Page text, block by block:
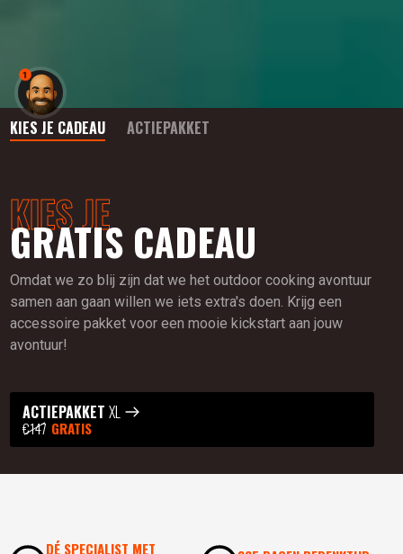
KIES JE CADEAU ACTIEPAKKET
KIES JE
GRATIS CADEAU
Omdat we zo blij zijn dat we het outdoor cooking avontuur
samen aan gaan willen we iets extra's doen. Krijg een
accessoire pakket voor een mooie kickstart aan jouw
avontuur!
ACTIEPAKKETXL
€147 GRATIS
DÉ SPECIALIST MET
1